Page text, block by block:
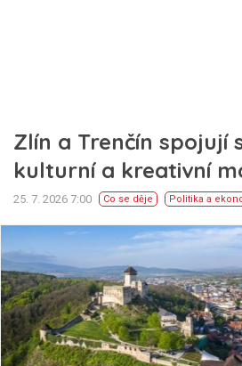
Zlín a Trenčín spojují
kulturní a kreativní
25. 7. 2026 7:00 Co se děje Politika a